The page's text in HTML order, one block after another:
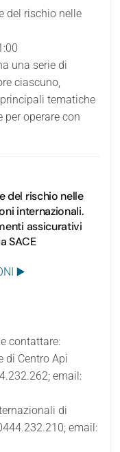
del rischio nelle
una serie di
ciascuno,
tematiche
operare con
del rischio nelle
internazionali.
assicurativi
SACE
▶️
contattare:
di Centro Api
email:
di
email: